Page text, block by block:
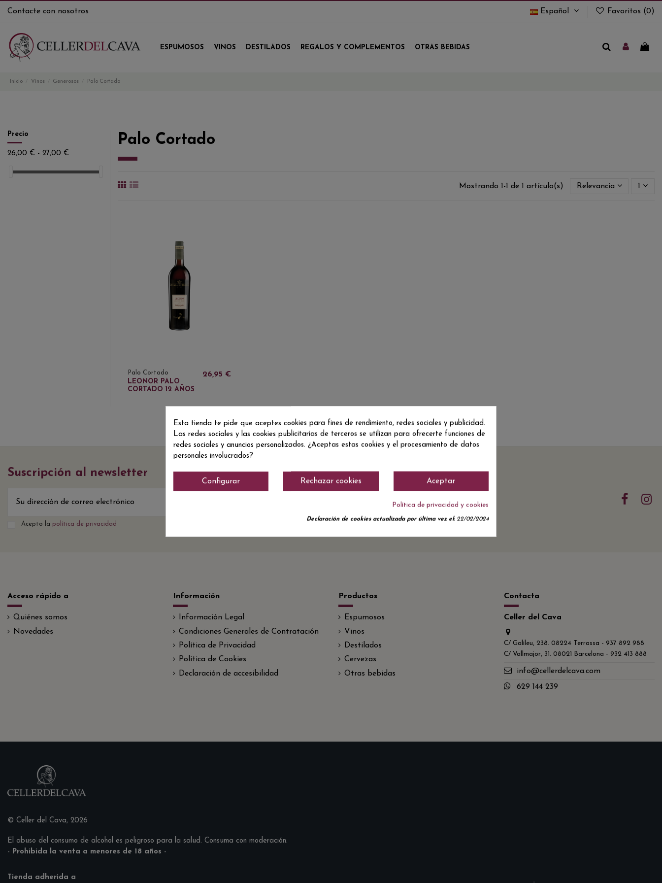
Contacte con nosotros Español Favoritos (0)
ESPUMOSOS VINOS DESTILADOS REGALOS Y COMPLEMENTOS OTRAS BEBIDAS
Inicio Vinos Generosos Palo Cortado
Palo Cortado
Mostrando 1-1 de 1 artículo(s) Relevancia
Palo Cortado
LEONOR PALO
CORTADO 12 AÑOS
26,95 €
Precio
26,00 € - 27,00 €
Suscripción al newsletter
Acepto la política de privacidad
Acceso rápido a
Quiénes somos
Novedades
Información
Información Legal
Condiciones Generales de Contratación
Política de Privacidad
Politica de Cookies
Declaración de accesibilidad
Productos
Espumosos
Vinos
Destilados
Cervezas
Otras bebidas
Contacta
Celler del Cava
C/ Galileu, 238. 08224 Terrassa - 937 892 988
C/ Vallmajor, 31. 08021 Barcelona - 932 413 888
info@cellerdelcava.com
629 144 239
© Celler del Cava, 2026
El abuso del consumo de alcohol es peligroso para la salud. Consuma con moderación.
- Prohibida la venta a menores de 18 años -
Tienda adherida a
Esta tienda te pide que aceptes cookies para fines de rendimiento, redes sociales y publicidad.
Las redes sociales y las cookies publicitarias de terceros se utilizan para ofrecerte funciones de
redes sociales y anuncios personalizados. ¿Aceptas estas cookies y el procesamiento de datos
personales involucrados?
Aceptar
Rechazar cookies
Configurar
Política de privacidad y cookies
Declaración de cookies actualizada por última vez el:22/02/2024